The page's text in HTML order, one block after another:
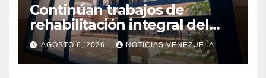
Continúan trabajos de
rehabilitación integral del
Hospital El Algodonal en
Caracas
AGOSTO 6, 2026 NOTICIAS VENEZUELA